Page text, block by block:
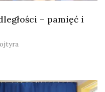
– pamięć i